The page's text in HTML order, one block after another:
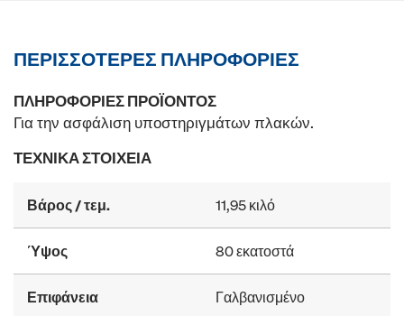
ΠΕΡΙΣΣΌΤΕΡΕΣ ΠΛΗΡΟΦΟΡΊΕΣ
ΠΛΗΡΟΦΟΡΊΕΣ ΠΡΟΪΌΝΤΟΣ
Για την ασφάλιση υποστηριγμάτων πλακών.
ΤΕΧΝΙΚΆ ΣΤΟΙΧΕΊΑ
Βάρος / τεμ. 11,95 κιλό
Ύψος 80 εκατοστά
Επιφάνεια Γαλβανισμένο